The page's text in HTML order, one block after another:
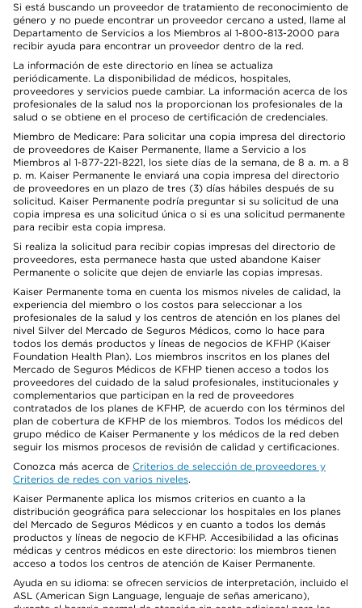
Si está buscando un proveedor de tratamiento de reconocimiento de
género y no puede encontrar un proveedor cercano a usted, llame al
Departamento de Servicios a los Miembros al 1-800-813-2000 para
recibir ayuda para encontrar un proveedor dentro de la red.
La información de este directorio en línea se actualiza
periódicamente. La disponibilidad de médicos, hospitales,
proveedores y servicios puede cambiar. La información acerca de los
profesionales de la salud nos la proporcionan los profesionales de la
salud o se obtiene en el proceso de certificación de credenciales.
Miembro de Medicare: Para solicitar una copia impresa del directorio
de proveedores de Kaiser Permanente, llame a Servicio a los
Miembros al 1-877-221-8221, los siete días de la semana, de 8 a. m. a 8
p. m. Kaiser Permanente le enviará una copia impresa del directorio
de proveedores en un plazo de tres (3) días hábiles después de su
solicitud. Kaiser Permanente podría preguntar si su solicitud de una
copia impresa es una solicitud única o si es una solicitud permanente
para recibir esta copia impresa.
Si realiza la solicitud para recibir copias impresas del directorio de
proveedores, esta permanece hasta que usted abandone Kaiser
Permanente o solicite que dejen de enviarle las copias impresas.
Kaiser Permanente toma en cuenta los mismos niveles de calidad, la
experiencia del miembro o los costos para seleccionar a los
profesionales de la salud y los centros de atención en los planes del
nivel Silver del Mercado de Seguros Médicos, como lo hace para
todos los demás productos y líneas de negocios de KFHP (Kaiser
Foundation Health Plan). Los miembros inscritos en los planes del
Mercado de Seguros Médicos de KFHP tienen acceso a todos los
proveedores del cuidado de la salud profesionales, institucionales y
complementarios que participan en la red de proveedores
contratados de los planes de KFHP, de acuerdo con los términos del
plan de cobertura de KFHP de los miembros. Todos los médicos del
grupo médico de Kaiser Permanente y los médicos de la red deben
seguir los mismos procesos de revisión de calidad y certificaciones.
Conozca más acerca de Criterios de selección de proveedores y
Criterios de redes con varios niveles.
Kaiser Permanente aplica los mismos criterios en cuanto a la
distribución geográfica para seleccionar los hospitales en los planes
del Mercado de Seguros Médicos y en cuanto a todos los demás
productos y líneas de negocio de KFHP. Accesibilidad a las oficinas
médicas y centros médicos en este directorio: los miembros tienen
acceso a todos los centros de atención de Kaiser Permanente.
Ayuda en su idioma: se ofrecen servicios de interpretación, incluido el
ASL (American Sign Language, lenguaje de señas americano),